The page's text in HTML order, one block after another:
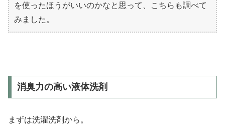
を使ったほうがいいのかなと思って、こちらも調べて
みました。
消臭力の高い液体洗剤
まずは洗濯洗剤から。